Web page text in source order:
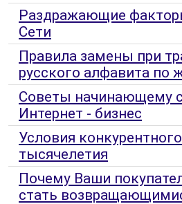
Раздражающие
Сети
Правила замены при
русского алфавита по
Советы начинающему
Интернет - бизнес
Условия
тысячелетия
Почему Ваши
стать